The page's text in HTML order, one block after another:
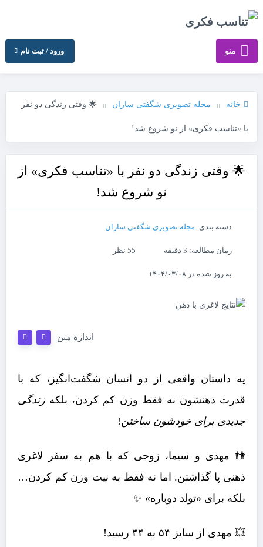
منو ورود / ثبت نام
خانه مجله تصویری شگفتی سازان 🌟 وقتی زندگی دو نفر
با «تناسب فکری» از نو شروع شد!
🌟 وقتی زندگی دو نفر با «تناسب فکری» از
نو شروع شد!
دسته بندی: مجله تصویری شگفتی سازان
زمان مطالعه: 3 دقیقه 55 نظر
به روز شده در ۱۴۰۴/۰۳/۰۸
اندازه متن
یه داستان واقعی از دو انسان شگفت‌انگیز، که با
قدرت ذهنشون نه فقط وزن کم کردن، بلکه زندگی
جدیدی برای خودشون ساختن!
👫 مهدی و سیما، زوجی که با هم به سفر لاغری
ذهنی پا گذاشتن. اما نه فقط به نیت وزن کم کردن…
بلکه برای «تولد دوباره» ✨
💥 مهدی از سایز ۵۴ به ۴۴ رسید!